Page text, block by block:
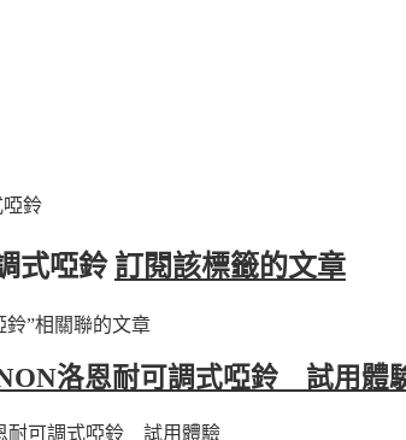
鈴
式啞鈴 訂閱該標籤的文章
”相關聯的文章
洛恩耐可調式啞鈴 試用體